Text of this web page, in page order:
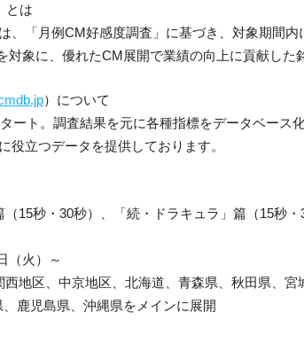
とは
、「月例CM好感度調査」に基づき、対象期間
対象に、優れたCM展開で業績の向上に貢献した
）について
ート。調査結果を元に各種指標をデータベース
役立つデータを提供しております。
15秒・30秒）、「続・ドラキュラ」篇（15秒
（火）～
地区、中京地区、北海道、青森県、秋田県、宮
鹿児島県、沖縄県をメインに展開